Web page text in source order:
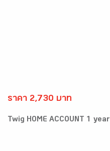
ราคา 2,730 บาท
Twig HOME ACCOUNT 1 year